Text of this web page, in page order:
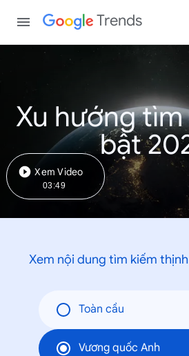
Trends
Xu hướng
bật
Xem Video
03:49
Xem nội dung tìm kiếm
Toàn cầu
Vương quốc Anh